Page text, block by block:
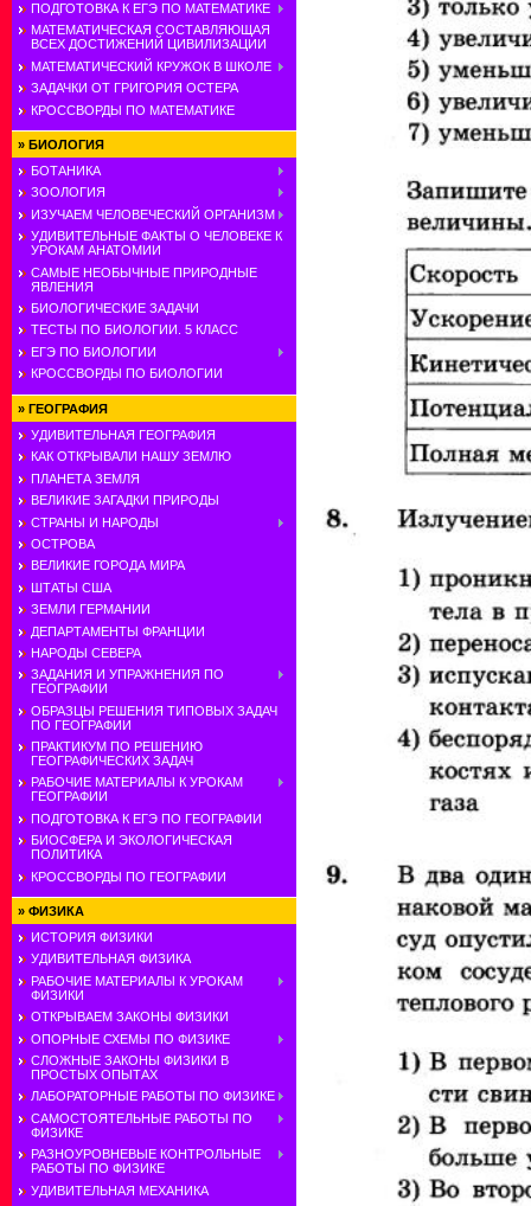
ПОДГОТОВКА К ЕГЭ ПО МАТЕМАТИКЕ
МАТЕМАТИЧЕСКАЯ СОСТАВЛЯЮЩАЯ
ВСЕХ ДОСТИЖЕНИЙ ЦИВИЛИЗАЦИИ
МАТЕМАТИЧЕСКИЙ КРУЖОК В ШКОЛЕ
ЗАДАЧКИ ОТ ГРИГОРИЯ ОСТЕРА
КРОССВОРДЫ ПО МАТЕМАТИКЕ
» БИОЛОГИЯ
БОТАНИКА
ЗООЛОГИЯ
ИЗУЧАЕМ ЧЕЛОВЕЧЕСКИЙ ОРГАНИЗМ
УДИВИТЕЛЬНЫЕ ФАКТЫ О ЧЕЛОВЕКЕ К
УРОКАМ АНАТОМИИ
САМЫЕ НЕОБЫЧНЫЕ ПРИРОДНЫЕ
ЯВЛЕНИЯ
БИОЛОГИЧЕСКИЕ ЗАДАЧИ
ТЕСТЫ ПО БИОЛОГИИ. 5 КЛАСС
ЕГЭ ПО БИОЛОГИИ
КРОССВОРДЫ ПО БИОЛОГИИ
» ГЕОГРАФИЯ
УДИВИТЕЛЬНАЯ ГЕОГРАФИЯ
КАК ОТКРЫВАЛИ НАШУ ЗЕМЛЮ
ПЛАНЕТА ЗЕМЛЯ
ВЕЛИКИЕ ЗАГАДКИ ПРИРОДЫ
СТРАНЫ И НАРОДЫ
ОСТРОВА
ВЕЛИКИЕ ГОРОДА МИРА
ШТАТЫ США
ЗЕМЛИ ГЕРМАНИИ
ДЕПАРТАМЕНТЫ ФРАНЦИИ
НАРОДЫ СЕВЕРА
ЗАДАНИЯ И УПРАЖНЕНИЯ ПО
ГЕОГРАФИИ
ОБРАЗЦЫ РЕШЕНИЯ ТИПОВЫХ ЗАДАЧ
ПО ГЕОГРАФИИ
ПРАКТИКУМ ПО РЕШЕНИЮ
ГЕОГРАФИЧЕСКИХ ЗАДАЧ
РАБОЧИЕ МАТЕРИАЛЫ К УРОКАМ
ГЕОГРАФИИ
ПОДГОТОВКА К ЕГЭ ПО ГЕОГРАФИИ
БИОСФЕРА И ЭКОЛОГИЧЕСКАЯ
ПОЛИТИКА
КРОССВОРДЫ ПО ГЕОГРАФИИ
» ФИЗИКА
ИСТОРИЯ ФИЗИКИ
УДИВИТЕЛЬНАЯ ФИЗИКА
РАБОЧИЕ МАТЕРИАЛЫ К УРОКАМ
ФИЗИКИ
ОТКРЫВАЕМ ЗАКОНЫ ФИЗИКИ
ОПОРНЫЕ СХЕМЫ ПО ФИЗИКЕ
СЛОЖНЫЕ ЗАКОНЫ ФИЗИКИ В
ПРОСТЫХ ОПЫТАХ
ЛАБОРАТОРНЫЕ РАБОТЫ ПО ФИЗИКЕ
САМОСТОЯТЕЛЬНЫЕ РАБОТЫ ПО
ФИЗИКЕ
РАЗНОУРОВНЕВЫЕ КОНТРОЛЬНЫЕ
РАБОТЫ ПО ФИЗИКЕ
УДИВИТЕЛЬНАЯ МЕХАНИКА